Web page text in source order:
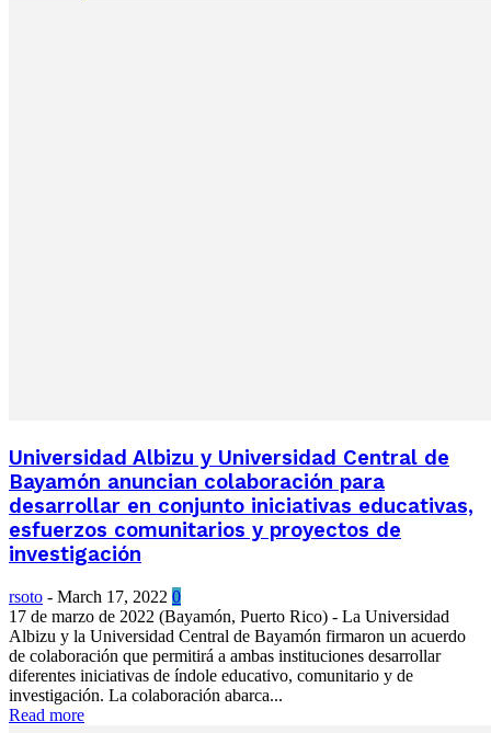
Universidad Albizu y Universidad Central de
Bayamón anuncian colaboración para
desarrollar en conjunto iniciativas educativas,
esfuerzos comunitarios y proyectos de
investigación
rsoto - March 17, 2022 0
17 de marzo de 2022 (Bayamón, Puerto Rico) - La Universidad
Albizu y la Universidad Central de Bayamón firmaron un acuerdo
de colaboración que permitirá a ambas instituciones desarrollar
diferentes iniciativas de índole educativo, comunitario y de
investigación. La colaboración abarca...
Read more